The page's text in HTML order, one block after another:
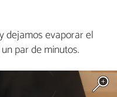
y dejamos evaporar el
par de minutos.